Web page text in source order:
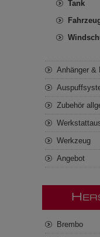
Tank
Anhänger &
Zubehör
Werkzeug
Angebot
H
Brembo